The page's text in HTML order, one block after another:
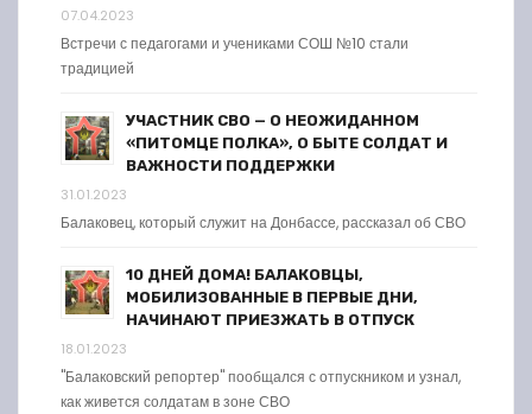
07.04.2023
Встречи с педагогами и учениками СОШ №10 стали
традицией
УЧАСТНИК СВО — О НЕОЖИДАННОМ
«ПИТОМЦЕ ПОЛКА», О БЫТЕ СОЛДАТ И
ВАЖНОСТИ ПОДДЕРЖКИ
31.01.2023
Балаковец, который служит на Донбассе, рассказал об СВО
10 ДНЕЙ ДОМА! БАЛАКОВЦЫ,
МОБИЛИЗОВАННЫЕ В ПЕРВЫЕ ДНИ,
НАЧИНАЮТ ПРИЕЗЖАТЬ В ОТПУСК
18.01.2023
"Балаковский репортер" пообщался с отпускником и узнал,
как живется солдатам в зоне СВО